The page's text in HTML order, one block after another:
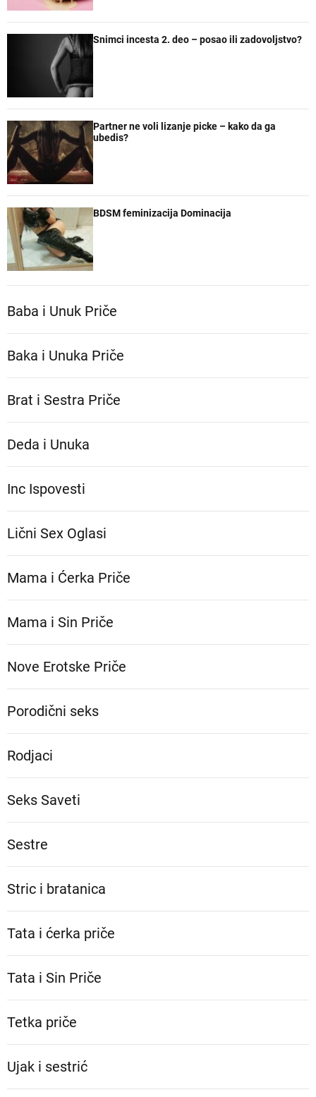
Snimci incesta 2. deo – posao ili zadovoljstvo?
Partner ne voli lizanje picke – kako da ga
ubedis?
BDSM feminizacija Dominacija
Baba i Unuk Priče
Baka i Unuka Pričе
Brat i Sestra Priče
Deda i Unuka
Inc Ispovesti
Lični Sex Oglasi
Mama i Ćerka Priče
Mama i Sin Priče
Nove Erotske Priče
Porodični seks
Rodjaci
Seks Saveti
Sestre
Stric i bratanica
Tata i ćerka priče
Tata i Sin Priče
Tetka priče
Ujak i sestrić